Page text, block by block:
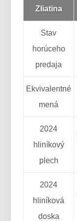
Zliatina
Stav
horúceho
predaja
Ekvivalentné
mená
2024
hliníkový
plech
2024
hliníková
doska